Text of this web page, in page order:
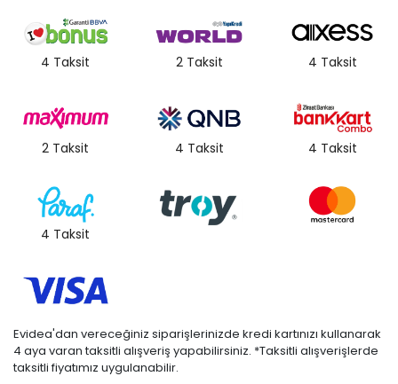
4 Taksit 2 Taksit 4 Taksit
2 Taksit 4 Taksit 4 Taksit
4 Taksit
Evidea'dan vereceğiniz siparişlerinizde kredi kartınızı kullanarak
4 aya varan taksitli alışveriş yapabilirsiniz. *Taksitli alışverişlerde
taksitli fiyatımız uygulanabilir.